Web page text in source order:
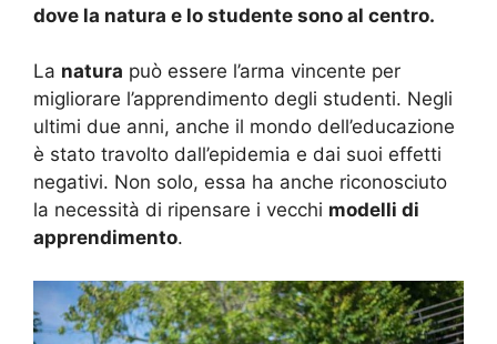
dove la natura e lo studente sono al centro.
La natura può essere l’arma vincente per
migliorare l’apprendimento degli studenti. Negli
ultimi due anni, anche il mondo dell’educazione
è stato travolto dall’epidemia e dai suoi effetti
negativi. Non solo, essa ha anche riconosciuto
la necessità di ripensare i vecchi modelli di
apprendimento.